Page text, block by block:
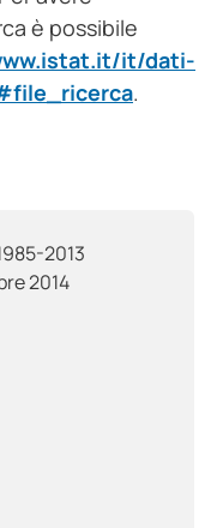
2013
2014
è possibile
it/dati-
.